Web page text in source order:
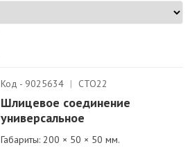
Код - 9025634 | СТО22
Шлицевое соединение
универсальное
Габариты: 200 × 50 × 50 мм.